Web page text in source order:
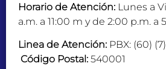
Horario de Atención: Lunes a
a.m. a 11:00 m y de 2:00 p.m. a
Linea de Atención: PBX: (60)
Código Postal: 540001